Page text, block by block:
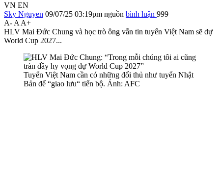
VN EN
Sky Nguyen 09/07/25 03:19pm nguồn bình luận 999
A- A A+
HLV Mai Đức Chung và học trò ông vẫn tin tuyển Việt Nam sẽ dự
World Cup 2027...
Tuyển Việt Nam cần có những đối thủ như tuyển Nhật
Bản để “giao lưu“ tiến bộ. Ảnh: AFC